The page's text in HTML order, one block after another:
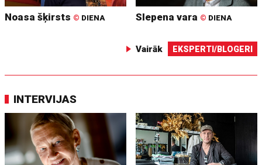
Noasa šķirsts © DIENA Slepena vara © DIENA
Vairāk EKSPERTI/BLOGERI
INTERVIJAS